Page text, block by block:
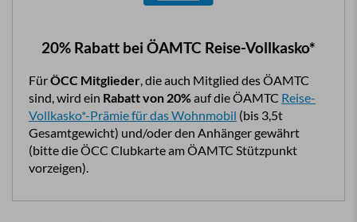
20% Rabatt bei ÖAMTC Reise-Vollkasko*
FürÖCC Mitglieder, die auch Mitglied des ÖAMTC
sind, wird ein Rabatt von 20%auf die ÖAMTC Reise-
Vollkasko*-Prämie für das Wohnmobil (bis 3,5t
Gesamtgewicht) und/oder den Anhänger gewährt
(bitte die ÖCC Clubkarte am ÖAMTC Stützpunkt
vorzeigen).